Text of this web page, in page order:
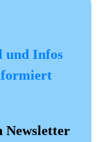
und Infos
Newsletter